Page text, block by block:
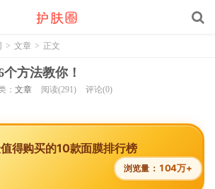
> 文章 > 正文
方法教你！
： 文章 阅读(291) 评论(0)
值得购买的10款面膜排行榜
浏览量： 104万+